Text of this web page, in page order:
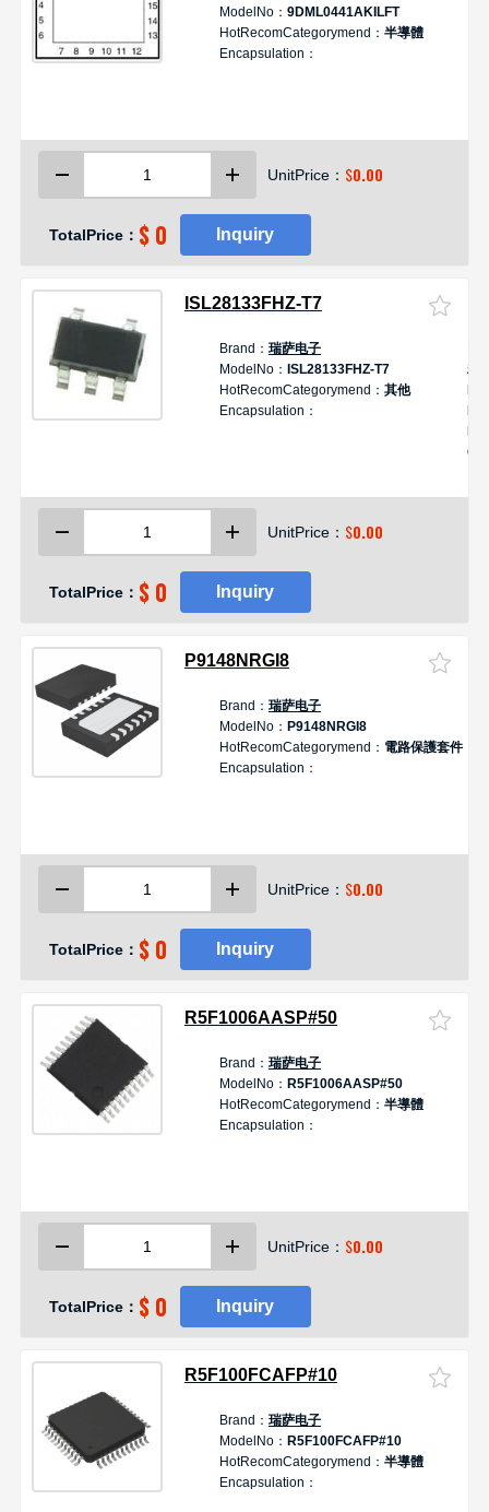
ModelNo： 9DML0441AKILFT
HotRecomCategorymend： 半導體
Encapsulation：
UnitPrice： $0.00
TotalPrice： $ 0 Inquiry
ISL28133FHZ-T7
Brand： 瑞萨电子
ModelNo： ISL28133FHZ-T7
HotRecomCategorymend： 其他
Encapsulation：
精
UnitPrice： $0.00
TotalPrice： $ 0 Inquiry
P9148NRGI8
Brand： 瑞萨电子
ModelNo： P9148NRGI8
HotRecomCategorymend： 電路保護套件
Encapsulation：
UnitPrice： $0.00
TotalPrice： $ 0 Inquiry
R5F1006AASP#50
Brand： 瑞萨电子
ModelNo： R5F1006AASP#50
HotRecomCategorymend： 半導體
Encapsulation：
UnitPrice： $0.00
TotalPrice： $ 0 Inquiry
R5F100FCAFP#10
Brand： 瑞萨电子
ModelNo： R5F100FCAFP#10
HotRecomCategorymend： 半導體
Encapsulation：